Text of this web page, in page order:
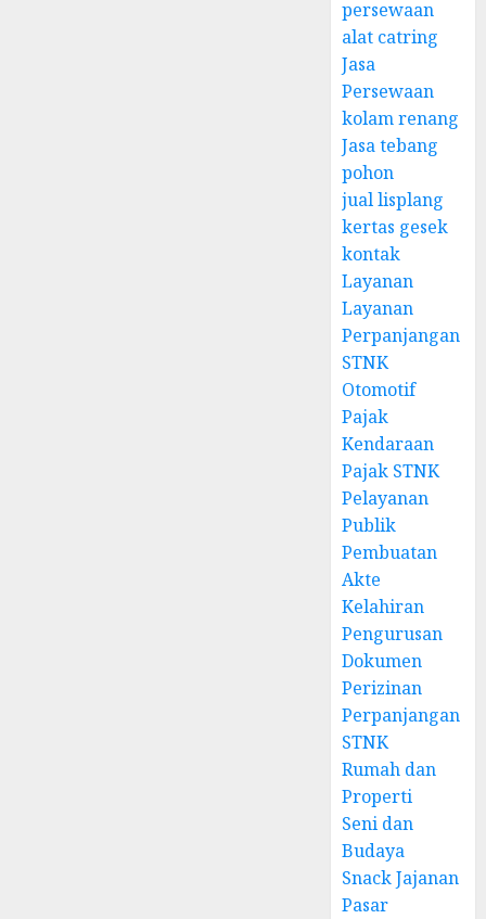
persewaan
alat catring
Jasa
Persewaan
kolam renang
Jasa tebang
pohon
jual lisplang
kertas gesek
kontak
Layanan
Layanan
Perpanjangan
STNK
Otomotif
Pajak
Kendaraan
Pajak STNK
Pelayanan
Publik
Pembuatan
Akte
Kelahiran
Pengurusan
Dokumen
Perizinan
Perpanjangan
STNK
Rumah dan
Properti
Seni dan
Budaya
Snack Jajanan
Pasar